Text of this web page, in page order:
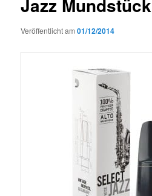
Jazz Mundstück
Veröffentlicht am01/12/2014